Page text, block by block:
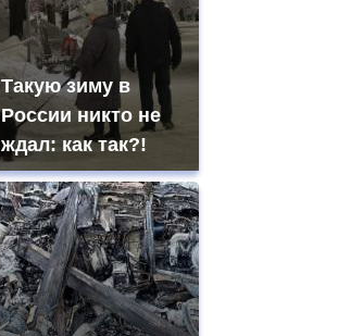
Такую зиму в
России никто не
ждал: как так?!